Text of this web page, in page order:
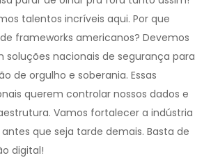
talentos incríveis aqui. Por que
frameworks americanos? Devemos
soluções nacionais de segurança para
de orgulho e soberania. Essas
querem controlar nossos dados e
Vamos fortalecer a indústria
que seja tarde demais. Basta de
digital!